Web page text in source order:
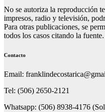
No se autoriza la reproducción
impresos, radio y televisión,
Para otras publicaciones, se
todos los casos citando la fuente.
Contacto
Email:
Tel: (506) 2650-2121
Whatsapp: (506) 8938-4176